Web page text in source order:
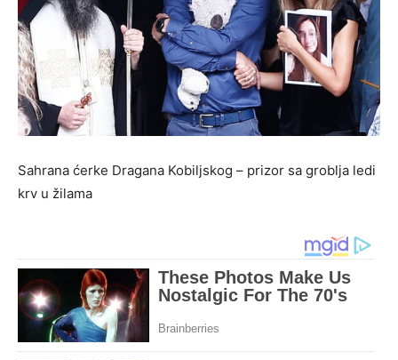
Sahrana ćerke Dragana Kobiljskog – prizor sa groblja ledi
krv u žilama